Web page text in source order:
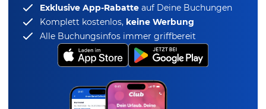
Exklusive App-Rabatte auf Deine Buchungen
Komplett kostenlos, keine Werbung
Alle Buchungsinfos immer griffbereit